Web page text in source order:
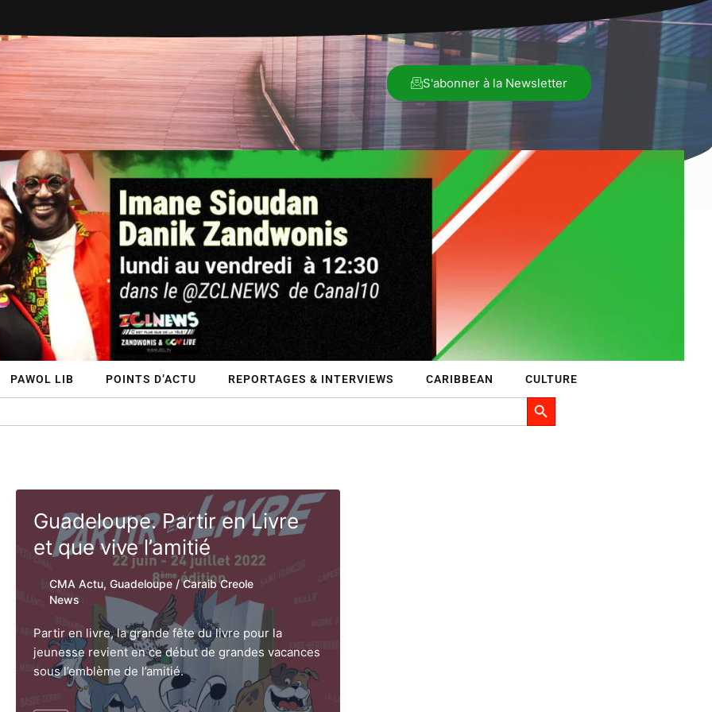
S'abonner à la Newsletter
PAWOL LIB POINTS D’ACTU REPORTAGES & INTERVIEWS CARIBBEAN CULTURE
Search Button
Guadeloupe. Partir en Livre
et que vive l’amitié
CMA Actu,Guadeloupe /Caraib Creole
News
Partir en livre, la grande fête du livre pour la
jeunesse revient en ce début de grandes vacances
sous l’emblème de l’amitié.